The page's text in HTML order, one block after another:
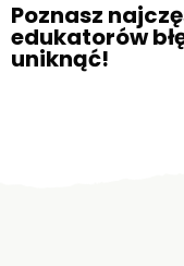
Poznasz
edukatorów
uniknąć!